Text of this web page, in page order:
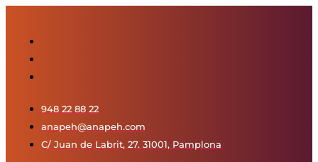
948 22 88 22
anapeh@anapeh.com
C/ Juan de Labrit, 27. 31001, Pamplona